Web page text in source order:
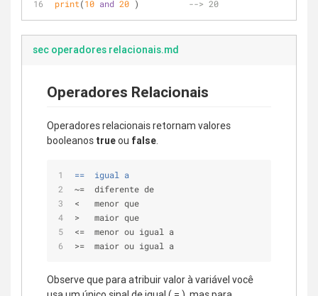
print(10 and 20 ) --> 20
sec operadores relacionais.md
Operadores Relacionais
Operadores relacionais retornam valores
booleanos trueou false
==  igual a
~=  diferente de
<   menor que
>   maior que
<=  menor ou igual a
>=  maior ou igual a
Observe que para atribuir valor à variável você